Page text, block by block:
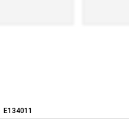
E134011